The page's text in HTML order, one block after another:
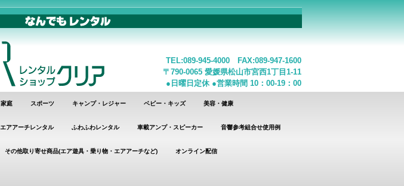
TEL:089-945-4000 FAX:089-947-1600
〒790-0065 愛媛県松山市宮西1丁目1-11
●日曜日定休 ●営業時間 10：00-19：00
家庭 スポーツ キャンプ・レジャー ベビー・キッズ 美容・健康
エアアーチレンタル ふわふわレンタル 車載アンプ・スピーカー 音響参考組合せ使用例
その他取り寄せ商品(エア遊具・乗り物・エアアーチなど) オンライン配信